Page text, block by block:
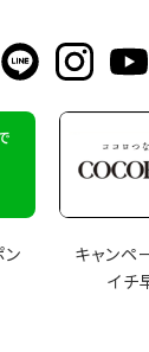
ン
キャンペ
イチ